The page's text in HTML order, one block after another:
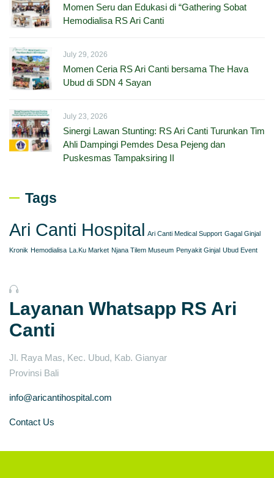
Momen Seru dan Edukasi di “Gathering Sobat
Hemodialisa RS Ari Canti
July 29, 2026
Momen Ceria RS Ari Canti bersama The Hava
Ubud di SDN 4 Sayan
July 23, 2026
Sinergi Lawan Stunting: RS Ari Canti Turunkan Tim
Ahli Dampingi Pemdes Desa Pejeng dan
Puskesmas Tampaksiring II
Tags
Ari Canti Hospital Ari Canti Medical Support Gagal Ginjal
Kronik Hemodialisa La.Ku Market Njana Tilem Museum Penyakit Ginjal Ubud Event
Layanan Whatsapp RS Ari
Canti
Jl. Raya Mas, Kec. Ubud, Kab. Gianyar
Provinsi Bali
info@aricantihospital.com
Contact Us